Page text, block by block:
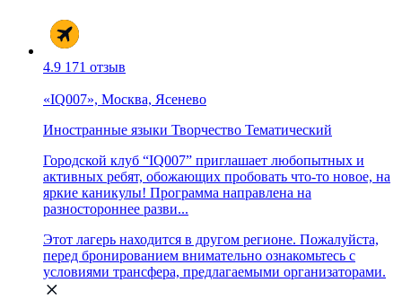
4.9 171 отзыв
«IQ007», Москва, Ясенево
Иностранные языки Творчество Тематический
Городской клуб “IQ007” приглашает любопытных и
активных ребят, обожающих пробовать что-то новое, на
яркие каникулы! Программа направлена на
разностороннее разви...
Этот лагерь находится в другом регионе. Пожалуйста,
перед бронированием внимательно ознакомьтесь с
условиями трансфера, предлагаемыми организаторами.